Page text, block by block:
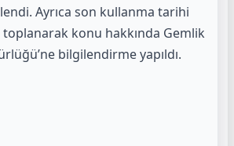
Ayrıca son kullanma tarihi
konu hakkında Gemlik
bilgilendirme yapıldı.